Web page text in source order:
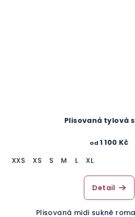
Plisovaná tylová
od 1 100 Kč
XXS
XS S M L XL
Detail
Plisovaná midi sukně